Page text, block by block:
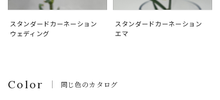
スタンダードカーネーション
ウェディング
スタンダードカーネーション
エマ
Color 同じ色のカタログ